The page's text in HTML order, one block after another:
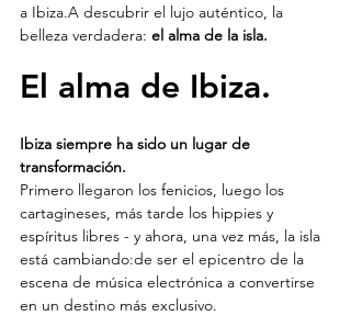
a Ibiza.A descubrir el lujo auténtico, la
belleza verdadera: el alma de la isla.
El alma de Ibiza.
Ibiza siempre ha sido un lugar de
transformación.
Primero llegaron los fenicios, luego los
cartagineses, más tarde los hippies y
espíritus libres - y ahora, una vez más, la isla
está cambiando:de ser el epicentro de la
escena de música electrónica a convertirse
en un destino más exclusivo.